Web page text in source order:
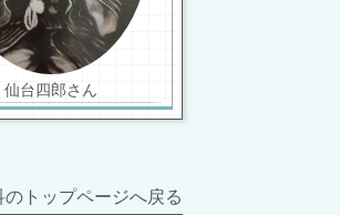
仙台四郎さん
トップページへ戻る